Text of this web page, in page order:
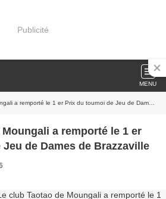
Publicité
MENU
remporté le 1 er Prix du tournoi de Jeu de Dames de Brazzaville
a remporté le 1 er
de Dames de Brazzaville